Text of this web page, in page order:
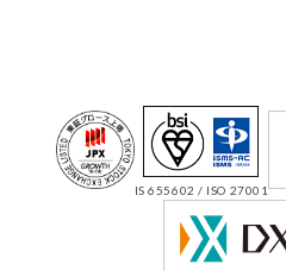
IS 655602 / ISO 27001